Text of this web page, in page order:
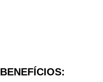
BENEFÍCIOS: